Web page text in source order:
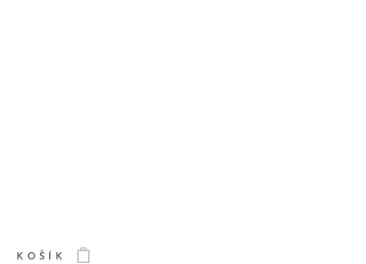
KOŠÍK